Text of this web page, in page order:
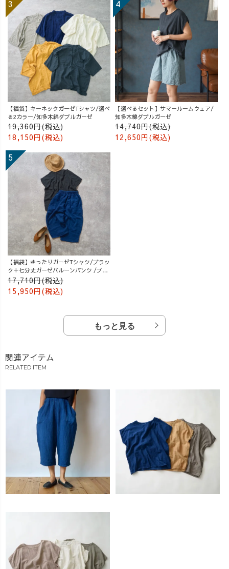
【福袋】キーネックガーゼTシャツ/選べ
る2カラー/知多木綿ダブルガーゼ
19,360円(税込)
18,150円(税込)
【選べるセット】サマールームウェア/
知多木綿ダブルガーゼ
14,740円(税込)
12,650円(税込)
【福袋】ゆったりガーゼTシャツ/ブラッ
ク＋七分丈ガーゼバルーンパンツ /ブル
ー
17,710円(税込)
15,950円(税込)
もっと見る
関連アイテム
RELATED ITEM